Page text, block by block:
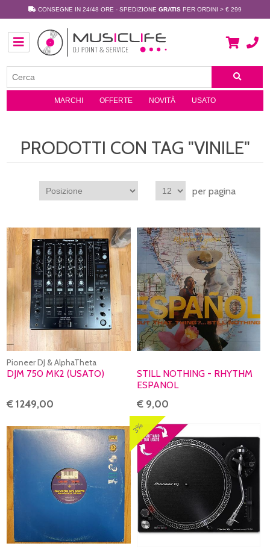
CONSEGNE IN 24/48 ORE - SPEDIZIONE GRATIS PER ORDINI > € 299
MARCHI OFFERTE NOVITÀ USATO
PRODOTTI CON TAG "VINILE"
per pagina
Pioneer DJ & AlphaTheta
DJM 750 MK2 (USATO)
€ 1249,00
STILL NOTHING - RHYTHM
ESPANOL
€ 9,00
3%